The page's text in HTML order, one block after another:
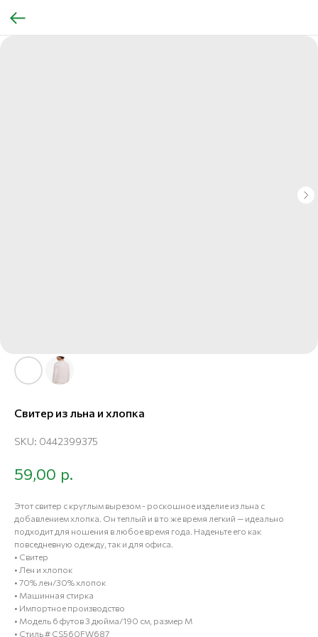
Свитер из льна и хлопка
SKU: 0442399375
59,00 р.
Этот свитер с круглым вырезом - роскошное изделие из льна с
добавлением хлопка. Он теплый и в то же время легкий — идеально
подходит для ношения в любое время года. Наденьте его как
повседневную одежду, так и для офиса.
• Свитер
• Лен и хлопок
• 70% лен/30% хлопок
• Машинная стирка
• Импортное производство
• Модель 6 футов 3 дюйма/190 см, размер M
• Стиль # CS560FW687